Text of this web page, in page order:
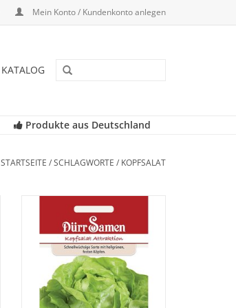
Mein Konto / Kundenkonto anlegen
KATALOG
Produkte aus Deutschland
STARTSEITE /SCHLAGWORTE / KOPFSALAT
schnellwüchsige und beliebte
Frühsommersorte mit hellgrünen,
festen Köpfen.
ZUM WARENKORB HINZUFÜGEN